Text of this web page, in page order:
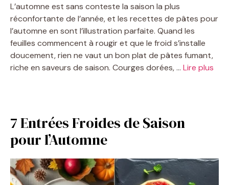
L’automne est sans conteste la saison la plus
réconfortante de l’année, et les recettes de pâtes pour
l’automne en sont l’illustration parfaite. Quand les
feuilles commencent à rougir et que le froid s’installe
doucement, rien ne vaut un bon plat de pâtes fumant,
riche en saveurs de saison. Courges dorées, … Lire plus
7 Entrées Froides de Saison
pour l’Automne